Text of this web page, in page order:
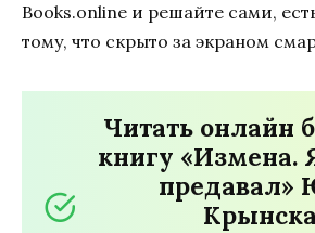
Books.online и решайте сами,
тому, что скрыто за экраном
Читать онлайн
книгу «Измена.
предавал»